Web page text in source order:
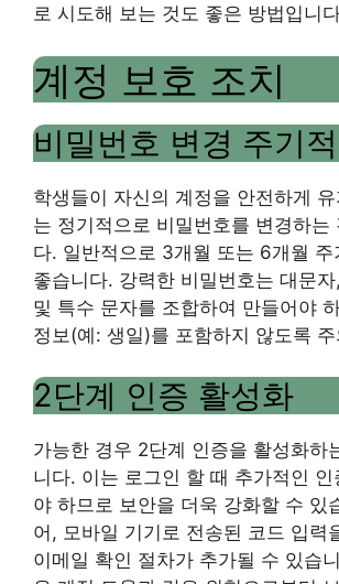
로 시도해 보는 것도 좋은 방법입니
계정 보호 조치
비밀번호 변경 주기
학생들이 자신의 계정을 안전하게
는 정기적으로 비밀번호를 변경하는
다. 일반적으로 3개월 또는 6개월 주
좋습니다. 강력한 비밀번호는 대문
및 특수 문자를 조합하여 만들어야
정보(예: 생일)를 포함하지 않도록
2단계 인증 활성화
가능한 경우 2단계 인증을 활성화하
니다. 이는 로그인 할 때 추가적인 인
야 하므로 보안을 더욱 강화할 수 있
어, 모바일 기기로 전송된 코드 입력
이메일 확인 절차가 추가될 수 있습